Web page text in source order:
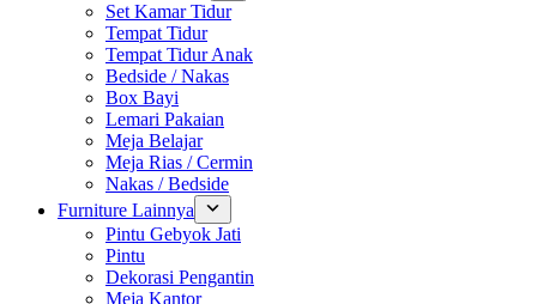
Set Kamar Tidur
Tempat Tidur
Tempat Tidur Anak
Bedside / Nakas
Box Bayi
Lemari Pakaian
Meja Belajar
Meja Rias / Cermin
Nakas / Bedside
Furniture Lainnya
Pintu Gebyok Jati
Pintu
Dekorasi Pengantin
Meja Kantor